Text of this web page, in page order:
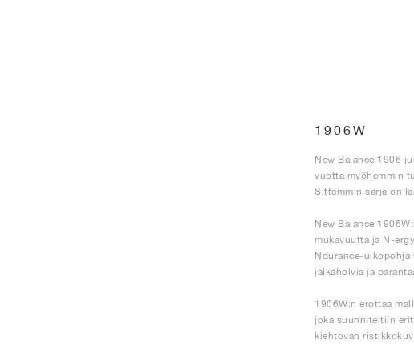
1906W
New Balance 1906
vuotta myöhemmin
Sittemmin sarja on
New Balance
mukavuutta ja N-
Ndurance-ulkopohja
jalkaholvia ja
1906W:n erottaa
joka suunniteltiin
kiehtovan